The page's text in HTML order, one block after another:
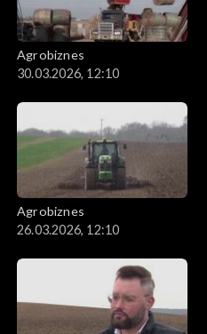
Agrobiznes
30.03.2026, 12:10
Agrobiznes
26.03.2026, 12:10